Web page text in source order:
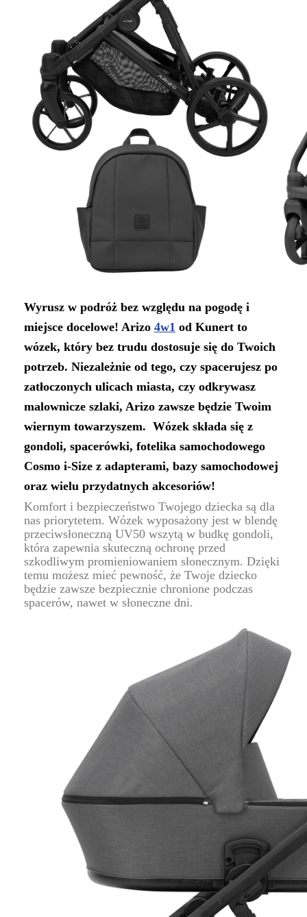
Wyrusz w podróż bez względu na pogodę i
miejsce docelowe! Arizo 4w1 od Kunert to
wózek, który bez trudu dostosuje się do Twoich
potrzeb. Niezależnie od tego, czy spacerujesz po
zatłoczonych ulicach miasta, czy odkrywasz
malownicze szlaki, Arizo zawsze będzie Twoim
wiernym towarzyszem. Wózek składa się z
gondoli, spacerówki, fotelika samochodowego
Cosmo i-Size z adapterami, bazy samochodowej
oraz wielu przydatnych akcesoriów!
Komfort i bezpieczeństwo Twojego dziecka są dla
nas priorytetem. Wózek wyposażony jest w blendę
przeciwsłoneczną UV50 wszytą w budkę gondoli,
która zapewnia skuteczną ochronę przed
szkodliwym promieniowaniem słonecznym. Dzięki
temu możesz mieć pewność, że Twoje dziecko
będzie zawsze bezpiecznie chronione podczas
spacerów, nawet w słoneczne dni.